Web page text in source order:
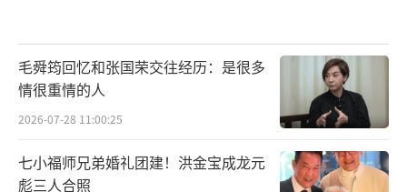
毛舜筠回忆和张国荣交往经历：是很多
情很重情的人
2026-07-28 11:00:25
七小福师兄弟婚礼团建！洪金宝成龙元
彪三人合照